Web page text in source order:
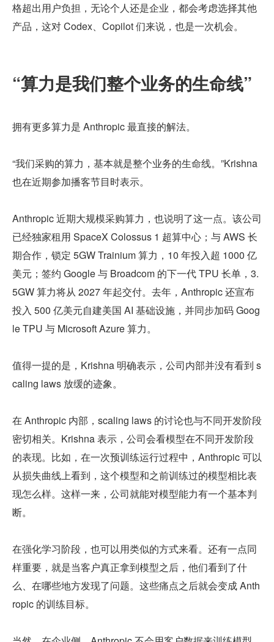
格超出用户负担，无论个人还是企业，都会考虑选择其他
产品，这对 Codex、Copilot 们来说，也是一次机会。
“算力是我们整个业务的生命线”
拥有更多算力是 Anthropic 最直接的解法。
“我们采购的算力，基本就是整个业务的生命线。”Krishna
也在近期参加播客节目时表示。
Anthropic 近期大规模采购算力，也说明了这一点。该公司
已经独家租用 SpaceX Colossus 1 超算中心；与 AWS 长
期合作，锁定 5GW Trainium 算力，10 年投入超 1000 亿
美元；签约 Google 与 Broadcom 的下一代 TPU 长单，3.
5GW 算力将从 2027 年起交付。去年，Anthropic 还宣布
投入 500 亿美元自建美国 AI 基础设施，并同步加码 Goog
le TPU 与 Microsoft Azure 算力。
值得一提的是，Krishna 明确表示，公司内部并没有看到 s
caling laws 放缓的迹象。
在 Anthropic 内部，scaling laws 的讨论也与不同开发阶段
密切相关。Krishna 表示，公司会看模型在不同开发阶段
的表现。比如，在一次预训练运行过程中，Anthropic 可以
从损失曲线上看到，这个模型和之前训练过的模型相比表
现怎么样。这样一来，公司就能对模型能力有一个基本判
断。
在强化学习阶段，也可以用类似的方式来看。还有一点同
样重要，就是当客户真正拿到模型之后，他们看到了什
么、在哪些地方发现了问题。这些痛点之后就会变成 Anth
ropic 的训练目标。